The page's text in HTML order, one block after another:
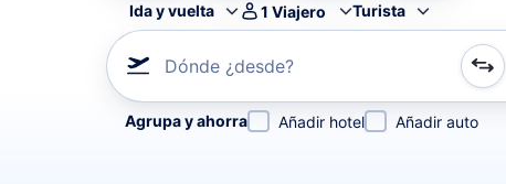
Ida y vuelta 1 Viajero Turista
Dónde ¿desde?
Refina tu búsqueda por aerolínea, por ciudad o
Agrupa y ahorra Añadir hotel Añadir auto